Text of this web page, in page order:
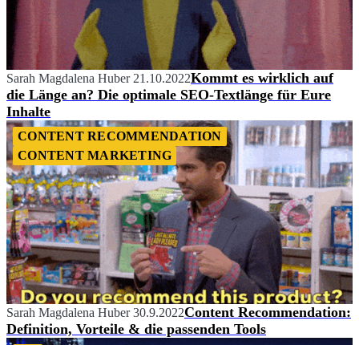
Sarah Magdalena Huber 21.10.2022Kommt es wirklich auf
die Länge an? Die optimale SEO-Textlänge für Eure
Inhalte
CONTENT RECOMMENDATION
CONTENT MARKETING
Sarah Magdalena Huber 30.9.2022Content Recommendation:
Definition, Vorteile & die passenden Tools